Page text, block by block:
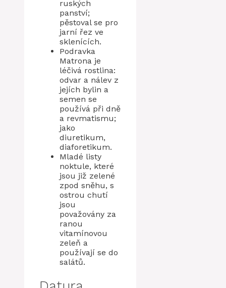
ruských
panství;
pěstoval se pro
jarní řez ve
sklenících.
Podravka
Matrona je
léčivá rostlina:
odvar a nálev z
jejích bylin a
semen se
používá při dně
a revmatismu;
jako
diuretikum,
diaforetikum.
Mladé listy
noktule, které
jsou již zelené
zpod sněhu, s
ostrou chutí
jsou
považovány za
ranou
vitamínovou
zeleň a
používají se do
salátů.